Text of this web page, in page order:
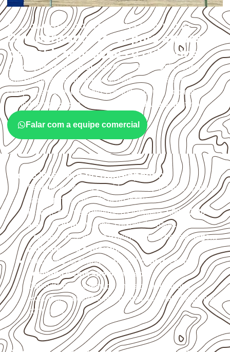
APLICAÇÕES DO COMPENSADO NAVAL
Compensado Naval para empresas
de Itobi: aplicações e cuidados
O Compensado Navalatende diferentes aplicações
profissionais, desde que suas características sejam
compatíveis com o projeto. A Infinity orienta a compra
conformeaplicação, medida, quantidade e destino.
Falar com a equipe comercial
O que interfere no desempenho
Escolha a medida considerando aplicação, apoios,
montagem e especificação técnica.
Planeje o corte conforme os formatos1,60 × 2,20 m e
1,60 × 2,50 m, sujeitos à disponibilidade.
Proteja cortes, furos e extremidades com aselagem
indicada para o projeto.
Armazene as chapas em localcoberto, seco,
ventilado e com apoio nivelado
Consulte a ficha técnica antes de aplicações
externas, estruturais ou sujeitas a contato frequente
com água.